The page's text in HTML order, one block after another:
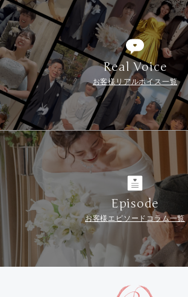
Real Voice
お客様リアルボイス一覧
Episode
お客様エピソードコラム一覧